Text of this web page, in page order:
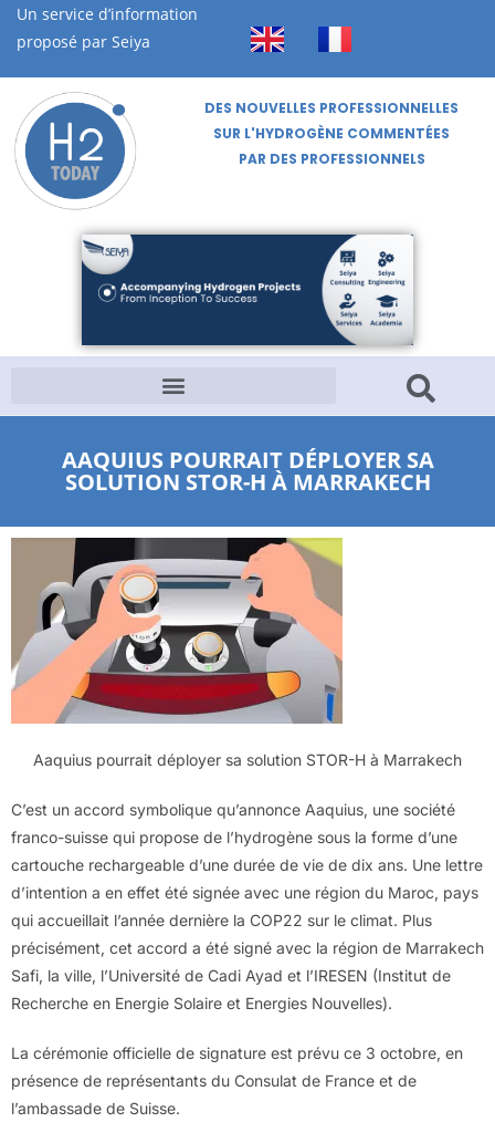
Un service d’information
proposé par Seiya
DES NOUVELLES PROFESSIONNELLES
SUR L'HYDROGÈNE COMMENTÉES
PAR DES PROFESSIONNELS
AAQUIUS POURRAIT DÉPLOYER SA
SOLUTION STOR-H À MARRAKECH
Aaquius pourrait déployer sa solution STOR-H à Marrakech
C’est un accord symbolique qu’annonce Aaquius, une société
franco-suisse qui propose de l’hydrogène sous la forme d’une
cartouche rechargeable d’une durée de vie de dix ans. Une lettre
d’intention a en effet été signée avec une région du Maroc, pays
qui accueillait l’année dernière la COP22 sur le climat. Plus
précisément, cet accord a été signé avec la région de Marrakech
Safi, la ville, l’Université de Cadi Ayad et l’IRESEN (Institut de
Recherche en Energie Solaire et Energies Nouvelles).
La cérémonie officielle de signature est prévu ce 3 octobre, en
présence de représentants du Consulat de France et de
l’ambassade de Suisse.